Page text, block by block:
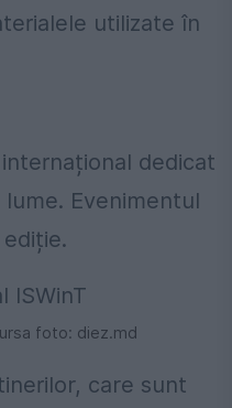
utilizate în
dedicat
Evenimentul
foto: diez.md
care sunt